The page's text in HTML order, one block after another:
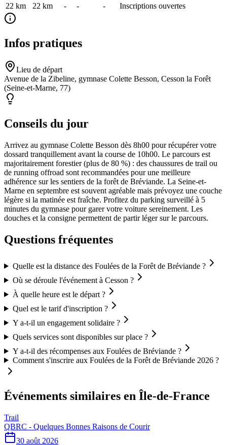
22 km
22 km - - - Inscriptions ouvertes
Infos pratiques
Lieu de départ
Avenue de la Zibeline, gymnase Colette Besson, Cesson la Forêt
(Seine-et-Marne, 77)
Conseils du jour
Arrivez au gymnase Colette Besson dès 8h00 pour récupérer votre
dossard tranquillement avant la course de 10h00. Le parcours est
majoritairement forestier (plus de 80 %) : des chaussures de trail ou
de running offroad sont recommandées pour une meilleure
adhérence sur les sentiers de la forêt de Bréviande. La Seine-et-
Marne en septembre est souvent agréable mais prévoyez une couche
légère si la matinée est fraîche. Profitez du parking surveillé à 5
minutes du gymnase pour garer votre voiture sereinement. Les
douches et la consigne permettent de partir léger sur le parcours.
Questions fréquentes
Quelle est la distance des Foulées de la Forêt de Bréviande ?
Où se déroule l'événement à Cesson ?
À quelle heure est le départ ?
Quel est le tarif d'inscription ?
Y a-t-il un engagement solidaire ?
Quels services sont disponibles sur place ?
Y a-t-il des récompenses aux Foulées de Bréviande ?
Comment s'inscrire aux Foulées de la Forêt de Bréviande 2026 ?
Événements similaires en Île-de-France
Trail
QBRC - Quelques Bonnes Raisons de Courir
30 août 2026